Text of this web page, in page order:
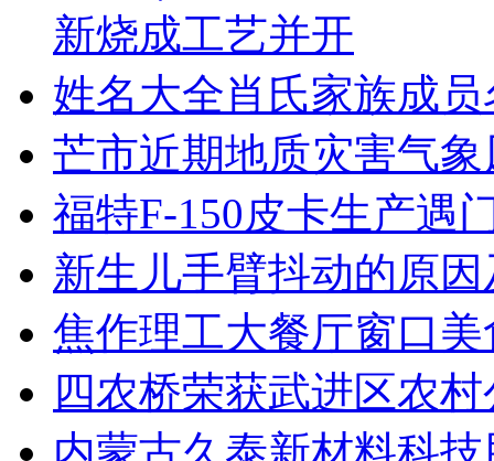
新烧成工艺并开
姓名大全肖氏家族成员
芒市近期地质灾害气
福特F-150皮卡生产遇
新生儿手臂抖动的原
焦作理工大餐厅窗口
四农桥荣获武进区农
内蒙古久泰新材料科